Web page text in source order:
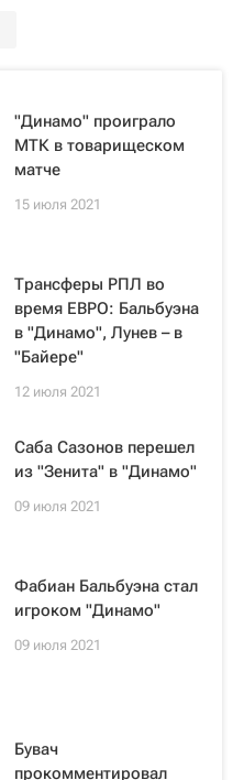
"Динамо" проиграло
МТК в товарищеском
матче
15 июля 2021
Трансферы РПЛ во
время ЕВРО: Бальбуэна
в "Динамо", Лунев – в
"Байере"
12 июля 2021
Саба Сазонов перешел
из "Зенита" в "Динамо"
09 июля 2021
Фабиан Бальбуэна стал
игроком "Динамо"
09 июля 2021
Бувач
прокомментировал